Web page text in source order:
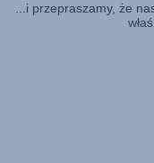
...i przepraszamy, że